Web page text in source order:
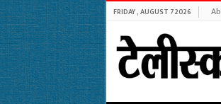
FRIDAY , AUGUST 7 2026